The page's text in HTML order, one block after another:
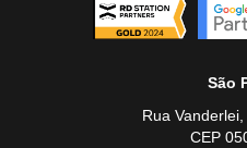
São
Rua
CEP